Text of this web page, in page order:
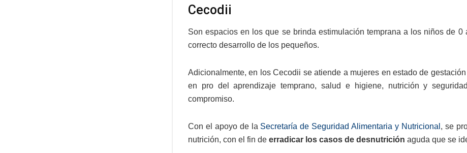
Cecodii
Son espacios en los que se brinda estimulación temprana a los niños de
correcto desarrollo de los pequeños.
Adicionalmente, en los Cecodii se atiende a mujeres en estado de
en pro del aprendizaje temprano, salud e higiene, nutrición y
compromiso.
Con el apoyo de la Secretaría de Seguridad Alimentaria y Nutricional , se
nutrición, con el fin de erradicar los casos de desnutrición aguda que se